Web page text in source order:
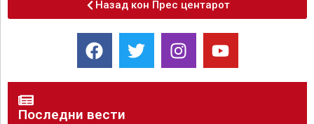
Назад кон Прес центарот
Последни вести